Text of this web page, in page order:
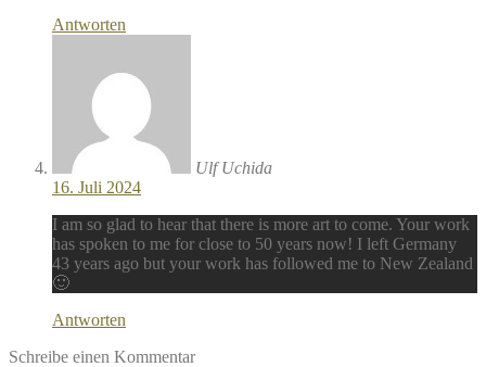
Antworten
Ulf Uchida
16. Juli 2024
I am so glad to hear that there is more art to come. Your work
has spoken to me for close to 50 years now! I left Germany
43 years ago but your work has followed me to New Zealand
🙂
Antworten
Schreibe einen Kommentar